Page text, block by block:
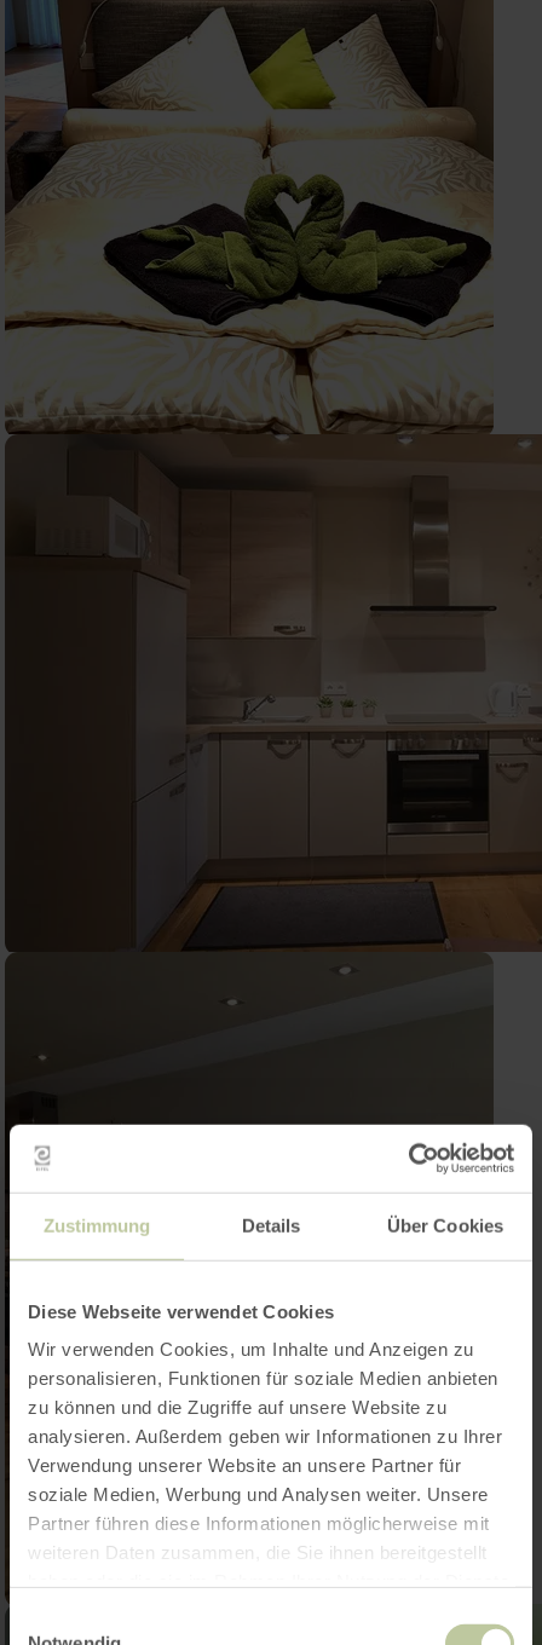
Zustimmung Details Über Cookies
Diese Webseite verwendet Cookies
Wir verwenden Cookies, um Inhalte und Anzeigen zu
personalisieren, Funktionen für soziale Medien anbieten
zu können und die Zugriffe auf unsere Website zu
analysieren. Außerdem geben wir Informationen zu Ihrer
Verwendung unserer Website an unsere Partner für
soziale Medien, Werbung und Analysen weiter. Unsere
Partner führen diese Informationen möglicherweise mit
weiteren Daten zusammen, die Sie ihnen bereitgestellt